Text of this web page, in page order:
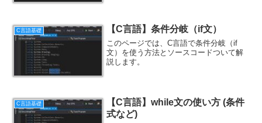
C言語基礎 【C言語】条件分岐（if文）
このページでは、C言語で条件分岐（if
文）を使う方法とソースコードついて解
説します。
C言語基礎
【C言語】while文の使い方 (条件
式など)